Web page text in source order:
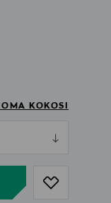
KOKOSI